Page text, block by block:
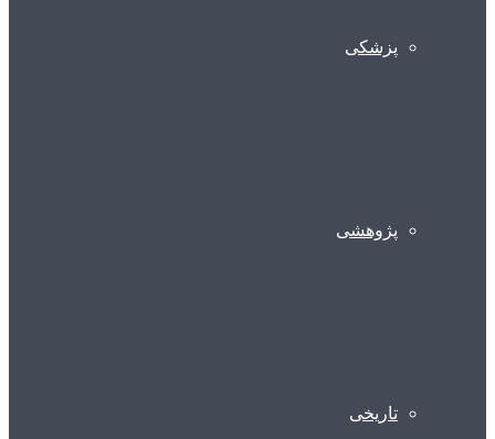
پزشکی
پژوهشی
تاریخی